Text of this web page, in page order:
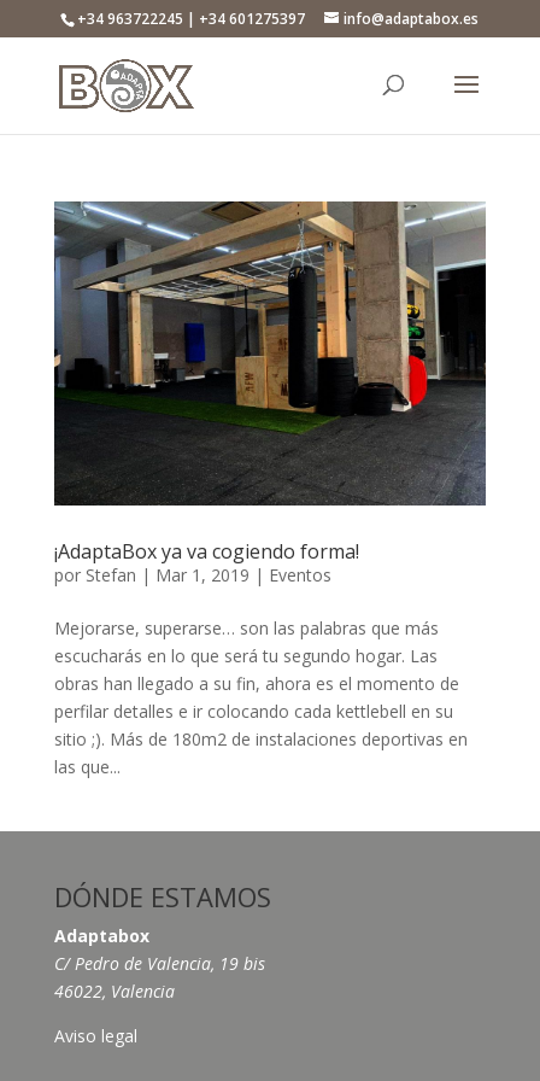
+34 963722245 | +34 601275397 info@adaptabox.es
¡AdaptaBox ya va cogiendo forma!
por Stefan | Mar 1, 2019 | Eventos
Mejorarse, superarse… son las palabras que más
escucharás en lo que será tu segundo hogar. Las
obras han llegado a su fin, ahora es el momento de
perfilar detalles e ir colocando cada kettlebell en su
sitio ;). Más de 180m2 de instalaciones deportivas en
las que...
DÓNDE ESTAMOS
Adaptabox
C/ Pedro de Valencia, 19 bis
46022, Valencia
Aviso legal